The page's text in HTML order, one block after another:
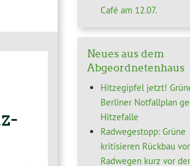
Café am 12.07.
Neues aus dem
Abgeordnetenhaus
Hitzegipfel jetzt!
Berliner Notfallplan
Hitzefalle
Radwegestopp: Grüne
kritisieren Rückbau
Radwegen kurz vor